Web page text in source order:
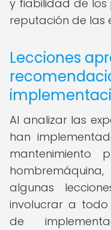
y fiabilidad de
reputación de las
Lecciones
Al analizar las
han
mantenimiento
algunas
involucrar a
de